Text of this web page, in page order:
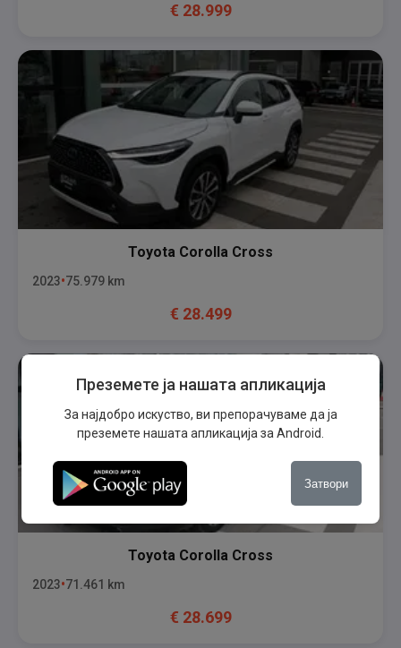
€ 28.999
Toyota Corolla Cross
2023 75.979 km
€ 28.499
Toyota Corolla Cross
2023 71.461 km
€ 28.699
Преземете ја нашата апликација
За најдобро искуство, ви препорачуваме да ја
преземете нашата апликација за Android.
Затвори